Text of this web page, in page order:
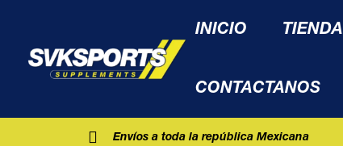
INICIO TIENDA
CONTACTANOS
Envíos a toda la república Mexicana